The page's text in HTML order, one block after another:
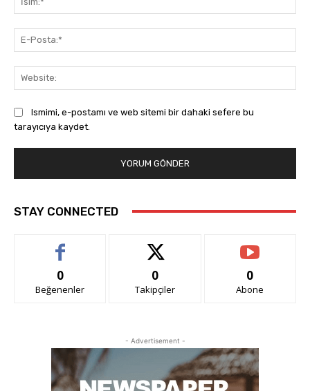
Ismimi, e-postamı ve web sitemi bir dahaki sefere bu
tarayıcıya kaydet.
STAY CONNECTED
0
Beğenenler
0
Takipçiler
0
Abone
- Advertisement -